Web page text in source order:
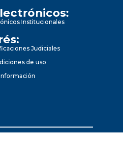
Institucionales
Judiciales
de uso